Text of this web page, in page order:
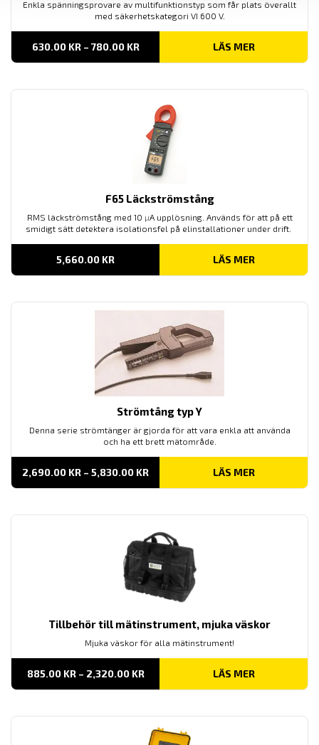
Enkla spänningsprovare av multifunktionstyp som får plats överallt
med säkerhetskategori VI 600 V.
630.00 KR – 780.00 KRPRISINTERVALL:
TILL
LÄS MER
F65 Läckströmstång
RMS läckströmstång med 10 µA upplösning. Används för att på ett
smidigt sätt detektera isolationsfel på elinstallationer under drift.
5,660.00 KR LÄS MER
Strömtång typ Y
Denna serie strömtänger är gjorda för att vara enkla att använda
och ha ett brett mätområde.
2,690.00 KR – 5,830.00 KRPRISINTERVALL:
TILL
LÄS MER
Tillbehör till mätinstrument, mjuka väskor
Mjuka väskor för alla mätinstrument!
885.00 KR – 2,320.00 KRPRISINTERVALL:
TILL
LÄS MER